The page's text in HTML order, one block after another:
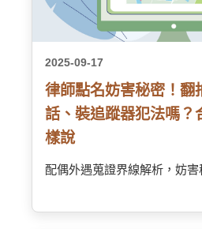
2025-09-17
律師點名妨害秘密！翻
話、裝追蹤器犯法嗎？
樣說
配偶外遇蒐證界線解析，妨